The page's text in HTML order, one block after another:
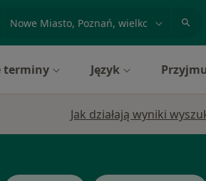
miasto lub dzielnica
terminy Język
Jak działają wyniki